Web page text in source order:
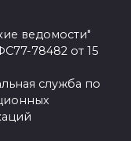
ведомости"
78482 от 15
служба по